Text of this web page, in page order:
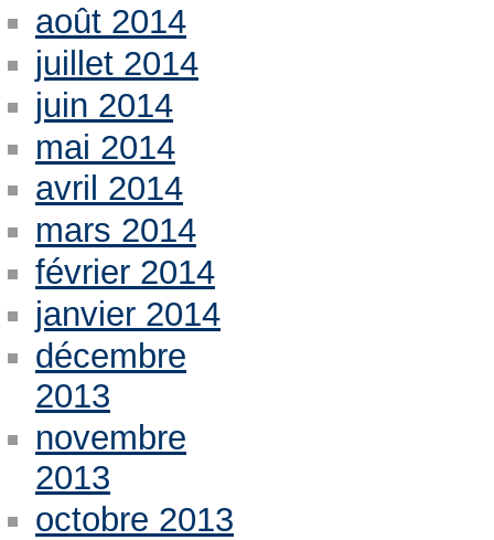
août 2014
juillet 2014
juin 2014
mai 2014
avril 2014
mars 2014
février 2014
janvier 2014
décembre
2013
novembre
2013
octobre 2013